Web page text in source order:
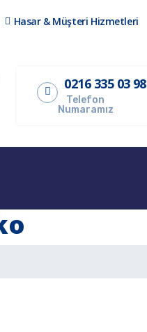
Hasar & Müşteri Hizmetleri
0216 335 03 98
Telefon
Numaramız